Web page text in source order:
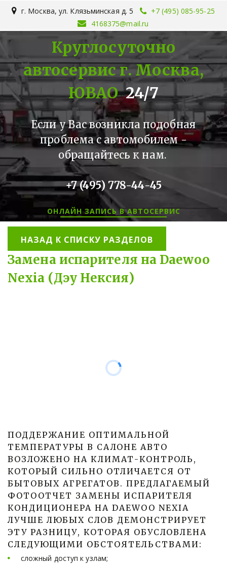
г. Москва,ул. Клязьминская д. 5
+7 (495) 085-95-25
4168375@mail.ru
Круглосуточно
автосервис г. Москва,
ЮВАО24/7
Если у Вас возникла подобная
проблема с автомобилем -
обращайтесь к нам.
+7 (495) 778-44-45
ОНЛАЙН ЗАПИСЬ В АВТОСЕРВИС
НАЗАД К СПИСКУ РАЗДЕЛОВ
Замена испарителя на Daewoo
Nexia (Дэу Нексия)
ПОДДЕРЖАНИЕ ОПТИМАЛЬНОЙ
ТЕМПЕРАТУРЫ В САЛОНЕ АВТО
ВОЗЛОЖЕНО НА КЛИМАТ-КОНТРОЛЬ,
КОТОРЫЙ СИЛЬНО ОТЛИЧАЕТСЯ ОТ
БЫТОВЫХ АГРЕГАТОВ. ПРЕДЛАГАЕМЫЙ
ФОТООТЧЕТ ЗАМЕНЫ ИСПАРИТЕЛЯ
КОНДИЦИОНЕРА НА DAEWOO NEXIA
ЛУЧШЕ ЛЮБЫХ СЛОВ ДЕМОНСТРИРУЕТ
ЭТУ РАЗНИЦУ, КОТОРАЯ ОБУСЛОВЛЕНА
СЛЕДУЮЩИМИ ОБСТОЯТЕЛЬСТВАМИ:
сложный доступ к узлам;